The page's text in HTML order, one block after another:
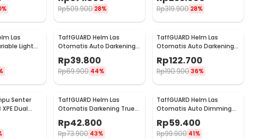
Rp509.900 28% Rp319.900 28%
Las
Light
Shield -
TaffGUARD Helm Las
Otomatis Auto Darkening
Solar Welding Helmet -
HJ19
Rp39.800
Rp69.900 44%
TaffGUARD Helm Las
Otomatis Auto Darkening
Welding Helmet - HW10
Rp122.700
Rp190.90036%
Senter
Dual
- TR35
TaffGUARD Helm Las
Otomatis Darkening True
Color Solar Welding Mask -
HJ28
Rp42.800
Rp73.900 43%
TaffGUARD Helm Las
Otomatis Auto Dimming
True Color Welding Mask
LED - HF28
Rp59.400
Rp99.900 41%